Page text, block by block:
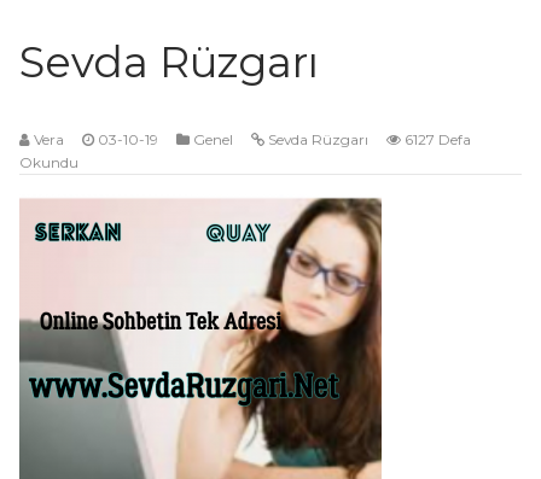
Sevda Rüzgarı
Vera 03-10-19 Genel Sevda Rüzgarı
6127 Defa
Okundu